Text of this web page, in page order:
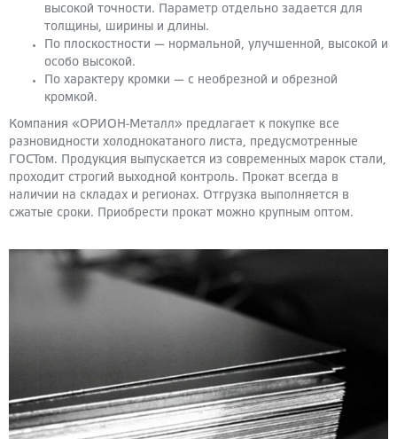
высокой точности. Параметр отдельно задается для
толщины, ширины и длины.
По плоскостности — нормальной, улучшенной, высокой и
особо высокой.
По характеру кромки — с необрезной и обрезной
кромкой.
Компания «ОРИОН-Металл» предлагает к покупке все
разновидности холоднокатаного листа, предусмотренные
ГОСТом. Продукция выпускается из современных марок стали,
проходит строгий выходной контроль. Прокат всегда в
наличии на складах и регионах. Отгрузка выполняется в
сжатые сроки. Приобрести прокат можно крупным оптом.